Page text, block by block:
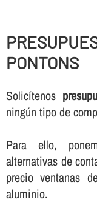
PONTONS
Solicí­tenos
ningún tipo de
Para ello,
alternativas de
precio ventanas
aluminio.